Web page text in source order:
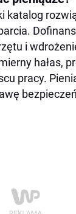
katalog
i
hałas,
pracy.